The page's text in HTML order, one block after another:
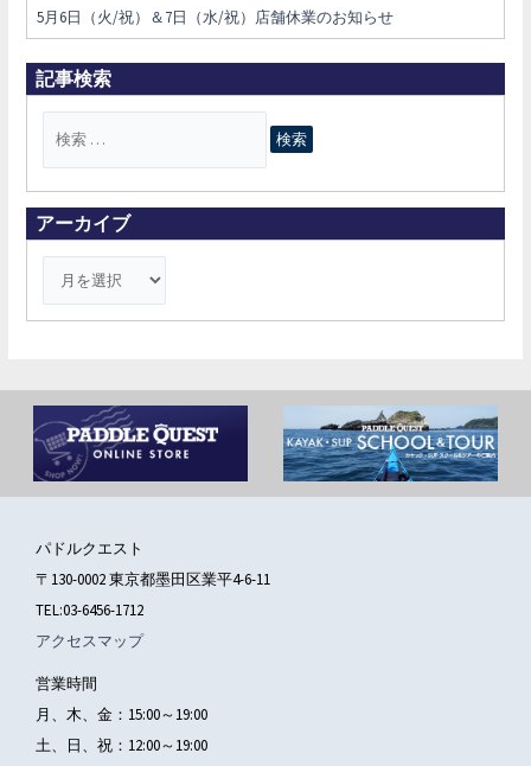
5月6日（火/祝）＆7日（水/祝）店舗休業のお知らせ
記事検索
対
象
アーカイブ
パドルクエスト
〒130-0002 東京都墨田区業平4-6-11
TEL:03-6456-1712
アクセスマップ
営業時間
月、木、金：15:00～19:00
土、日、祝：12:00～19:00